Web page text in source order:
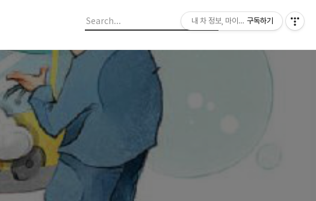
내 차 정보, 마이라이드구독하기